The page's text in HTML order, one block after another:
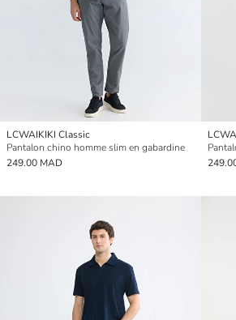
LCWAIKIKI Classic
Pantalon chino homme slim en gabardine
249.00 MAD